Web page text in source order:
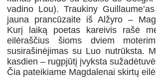
vadino Lou). Traukiny
jauna prancūzaite iš Alžyro –
Kurį laiką poetas kareivis rašė
eilėraščius šioms dviem
susirašinėjimas su Luo nutrūksta.
kasdien – rugpjūtį įvyksta
Čia pateikiame Magdalenai skirtų